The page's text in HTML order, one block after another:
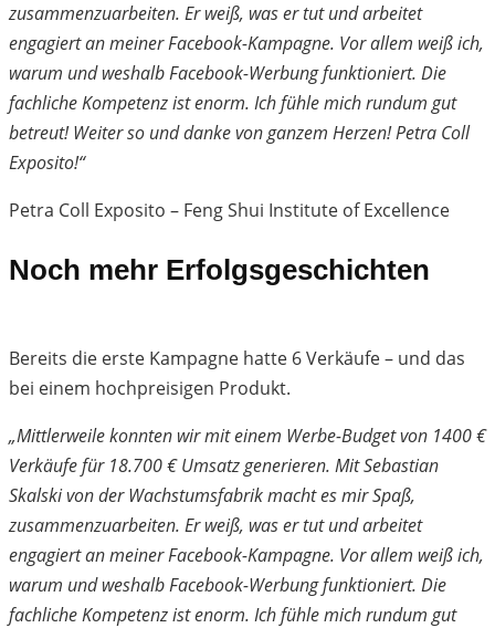
zusammenzuarbeiten. Er weiß, was er tut und arbeitet
engagiert an meiner Facebook-Kampagne. Vor allem weiß ich,
warum und weshalb Facebook-Werbung funktioniert. Die
fachliche Kompetenz ist enorm. Ich fühle mich rundum gut
betreut! Weiter so und danke von ganzem Herzen! Petra Coll
Exposito!“
Petra Coll Exposito – Feng Shui Institute of Excellence
Noch mehr Erfolgsgeschichten
Bereits die erste Kampagne hatte 6 Verkäufe – und das
bei einem hochpreisigen Produkt.
„Mittlerweile konnten wir mit einem Werbe-Budget von 1400 €
Verkäufe für 18.700 € Umsatz generieren. Mit Sebastian
Skalski von der Wachstumsfabrik macht es mir Spaß,
zusammenzuarbeiten. Er weiß, was er tut und arbeitet
engagiert an meiner Facebook-Kampagne. Vor allem weiß ich,
warum und weshalb Facebook-Werbung funktioniert. Die
fachliche Kompetenz ist enorm. Ich fühle mich rundum gut